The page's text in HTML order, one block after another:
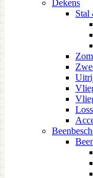
Dekens
Stal